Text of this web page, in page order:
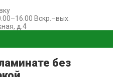
Вскр.–вых.
д.4
без